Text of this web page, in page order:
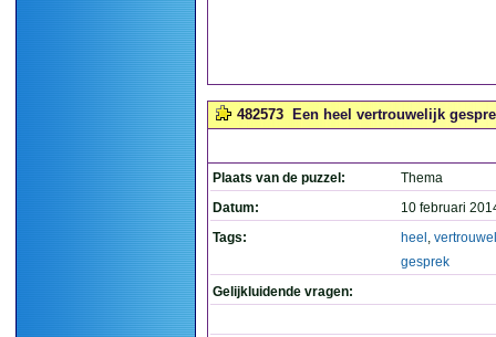
482573 Een heel vertrouwelijk
Plaats van de puzzel:
Thema
Datum:
10 februari
Tags:
heel ,
gesprek
Gelijkluidende vragen: